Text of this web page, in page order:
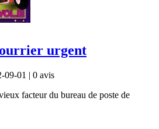
urgent
09-01 | 0 avis
facteur du bureau de poste de